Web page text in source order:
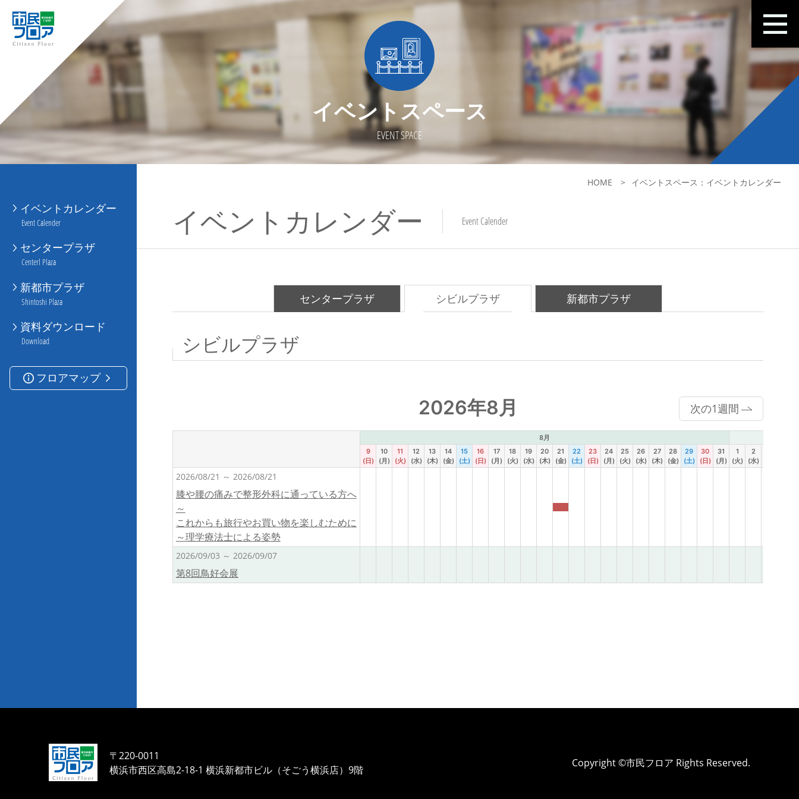
イベントスペース
EVENT SPACE
イベントカレンダー
Event Calender
センタープラザ
Centerl Plaza
新都市プラザ
Shintoshi Plaza
資料ダウンロード
Download
フロアマップ
HOME イベントスペース：イベントカレンダー
イベントカレンダー Event Calender
センタープラザ シビルプラザ 新都市プラザ
シビルプラザ
2026年8月 次の1週間
8月
9
(日)
10
(月)
11
(火)
12
(水)
13
(木)
14
(金)
15
(土)
16
(日)
17
(月)
18
(火)
19
(水)
20
(木)
21
(金)
22
(土)
23
(日)
24
(月)
25
(火)
26
(水)
27
(木)
28
(金)
29
(土)
30
(日)
31
(月)
1
(火)
2
(水)
2026/08/21 ～ 2026/08/21
膝や腰の痛みで整形外科に通っている方へ
～
これからも旅行やお買い物を楽しむために
～理学療法士による姿勢
2026/09/03 ～ 2026/09/07
第8回鳥好会展
〒220-0011
横浜市西区高島2-18-1 横浜新都市ビル（そごう横浜店）9階
Copyright ©市民フロア Rights Reserved.